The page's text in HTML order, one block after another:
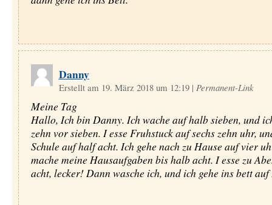
Danny
Erstellt am 19. März 2018 um 12:19 | Permanent-Link
Meine Tag
Hallo, Ich bin Danny. Ich wache auf halb sieben, und
zehn vor sieben. I esse Fruhstuck auf sechs zehn uhr,
Schule auf half acht. Ich gehe nach zu Hause auf vier
mache meine Hausaufgaben bis halb acht. I esse zu
acht, lecker! Dann wasche ich, und ich gehe ins bett auf